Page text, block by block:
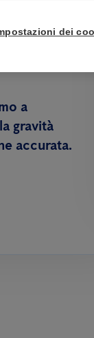
a
gravità
accurata.
dei